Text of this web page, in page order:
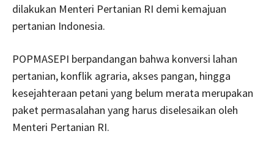
dilakukan Menteri Pertanian RI demi kemajuan
pertanian Indonesia.
POPMASEPI berpandangan bahwa konversi lahan
pertanian, konflik agraria, akses pangan, hingga
kesejahteraan petani yang belum merata merupakan
paket permasalahan yang harus diselesaikan oleh
Menteri Pertanian RI.